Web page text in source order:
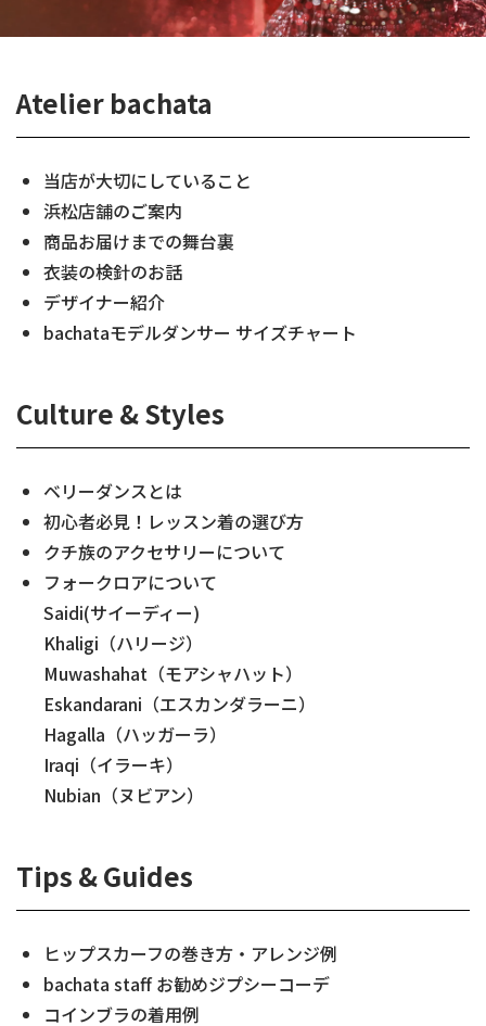
Atelier bachata
当店が大切にしていること
浜松店舗のご案内
商品お届けまでの舞台裏
衣装の検針のお話
デザイナー紹介
bachataモデルダンサー サイズチャート
Culture & Styles
ベリーダンスとは
初心者必見！レッスン着の選び方
クチ族のアクセサリーについて
フォークロアについて
Saidi(サイーディー)
Khaligi（ハリージ）
Muwashahat（モアシャハット）
Eskandarani（エスカンダラーニ）
Hagalla（ハッガーラ）
Iraqi（イラーキ）
Nubian（ヌビアン）
Tips & Guides
ヒップスカーフの巻き方・アレンジ例
bachata staff お勧めジプシーコーデ
コインブラの着用例